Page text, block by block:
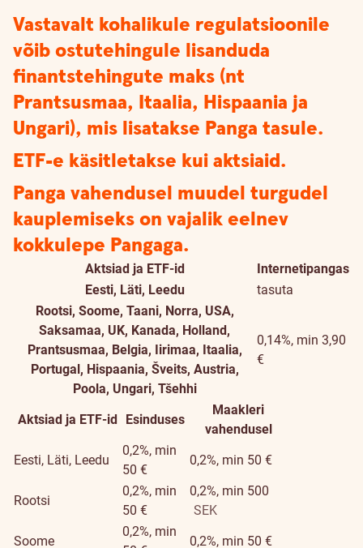
Vastavalt kohalikule regulatsioonile
võib ostutehingule lisanduda
finantstehingute maks (nt
Prantsusmaa, Itaalia, Hispaania ja
Ungari), mis lisatakse Panga tasule.
ETF-e käsitletakse kui aktsiaid.
Panga vahendusel muudel turgudel
kauplemiseks on vajalik eelnev
kokkulepe Pangaga.
Aktsiad ja ETF-id
Internetipangas
Eesti, Läti, Leedu
tasuta
Rootsi, Soome, Taani, Norra, USA,
Saksamaa, UK, Kanada, Holland,
Prantsusmaa, Belgia, Iirimaa, Itaalia,
Portugal, Hispaania, Šveits, Austria,
Poola, Ungari, Tšehhi
0,14%, min 3,90
€
Aktsiad ja ETF-id Esinduses
Maakleri
vahendusel
Eesti, Läti, Leedu
0,2%, min
50 €
0,2%, min 50 €
Rootsi
0,2%, min
50 €
0,2%, min 500
SEK
Soome
0,2%, min
0,2%, min 50 €